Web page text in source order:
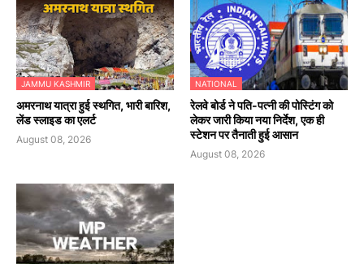
JAMMU KASHMIR
अमरनाथ यात्रा हुई स्थगित, भारी बारिश,
लेंड स्लाइड का एलर्ट
August 08, 2026
NATIONAL
रेलवे बोर्ड ने पति-पत्नी की पोस्टिंग को
लेकर जारी किया नया निर्देश, एक ही
स्टेशन पर तैनाती हुई आसान
August 08, 2026